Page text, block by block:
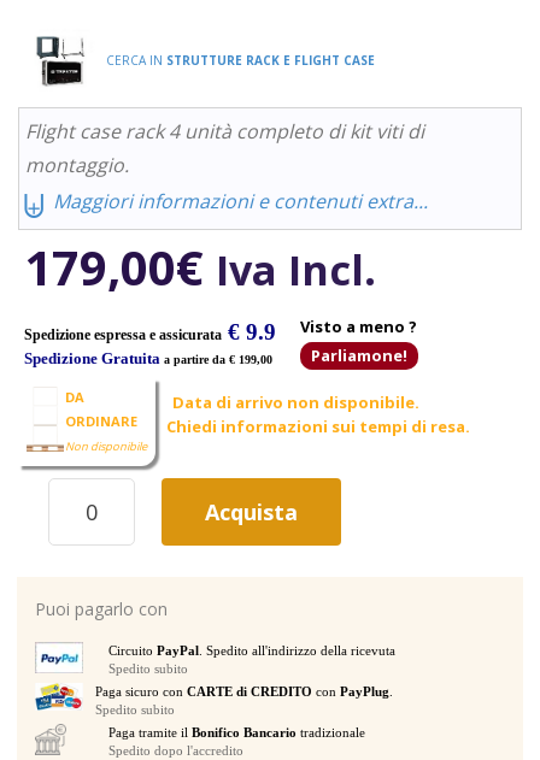
CERCA IN STRUTTURE RACK E FLIGHT CASE
Flight case rack 4 unità completo di kit viti di
montaggio.
⨄ Maggiori informazioni e contenuti extra...
179,00€ Iva Incl.
Spedizione espressa e assicurata € 9.9
Spedizione Gratuita a partire da € 199,00
Visto a meno ?
Parliamone!
DA
ORDINARE
Non disponibile
Data di arrivo non disponibile.
Chiedi informazioni sui tempi di resa.
ROADINGER
CASE
UNITA'
LEGNO
ED
ALLUMINIO
quantità
Acquista
Puoi pagarlo con
Circuito PayPal
. Spedito all'indirizzo della ricevuta
Spedito subito
Paga sicuro conCARTE di CREDITO conPayPlug
Spedito subito
Paga tramite il Bonifico Bancario tradizionale
Spedito dopo l'accredito